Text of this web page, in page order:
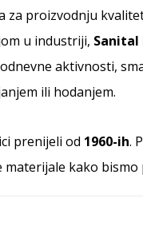
za proizvodnju
u industriji,
aktivnosti,
ili hodanjem.
prenijeli od 1960-ih.
kako